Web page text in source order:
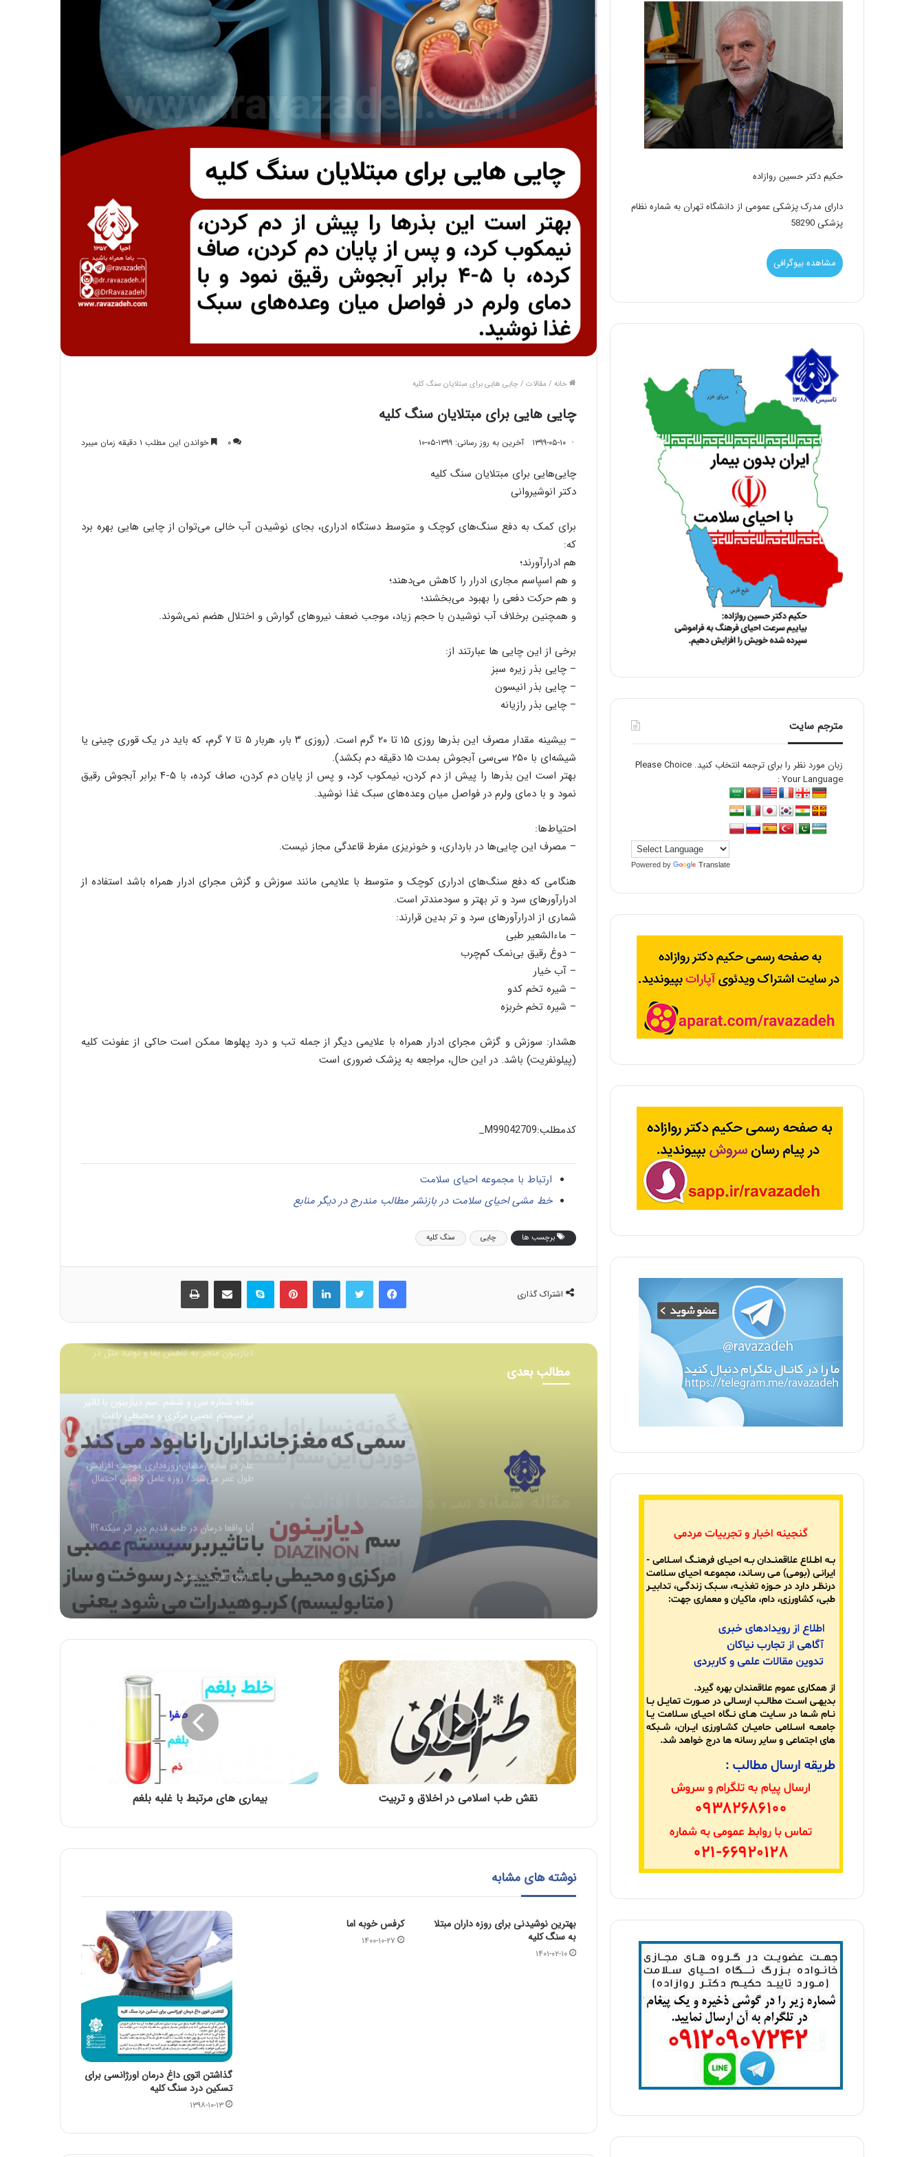
خانه / مقالات /چایی هایی برای مبتلایان سنگ کلیه
چایی هایی برای مبتلایان سنگ کلیه
۱۳۹۹-۰۵-۱۰ آخرین به روز رسانی: ۱۳۹۹-۰۵-۱۰ ۰ خواندن این مطلب ۱ دقیقه زمان میبرد
چایی‌هایی برای مبتلایان سنگ کلیه
دکتر انوشیروانی
برای کمک به دفع سنگ‌های کوچک و متوسط دستگاه ادراری، بجای نوشیدن آب خالی می‌توان از چایی هایی بهره برد
که:
هم ادرارآورند؛
و هم اسپاسم مجاری ادرار را کاهش می‌دهند؛
و هم حرکت دفعی را بهبود می‌بخشند؛
و همچنین برخلاف آب نوشیدن با حجم زیاد، موجب ضعف نیروهای گوارش و اختلال هضم نمی‌شوند.
برخی از این چایی ها عبارتند از:
– چایی بذر زیره سبز
– چایی بذر انیسون
– چایی بذر رازیانه
– بیشینه مقدار مصرف این بذرها روزی ۱۵ تا ۲۰ گرم است. (روزی ۳ بار، هربار ۵ تا ۷ گرم، که باید در یک قوری چینی یا
شیشه‌ای با ۲۵۰ سی‌سی آبجوش بمدت ۱۵ دقیقه دم بکشد).
بهتر است این بذرها را پیش از دم کردن، نیمکوب کرد، و پس از پایان دم کردن، صاف کرده، با ۵-۴ برابر آبجوش رقیق
نمود و با دمای ولرم در فواصل میان وعده‌های سبک غذا نوشید.
احتیاط‌ها:
– مصرف این چایی‌ها در بارداری، و خونریزی مفرط قاعدگی مجاز نیست.
هنگامی که دفع سنگ‌های ادراری کوچک و متوسط با علایمی مانند سوزش و گزش مجرای ادرار همراه باشد استفاده از
ادرارآورهای سرد و تر بهتر و سودمندتر است.
شماری از ادرارآورهای سرد و تر بدین قرارند:
– ماءالشعیر طبی
– دوغ رقیق بی‌نمک کم‌چرب
– آب خیار
– شیره تخم کدو
– شیره تخم خربزه
هشدار: سوزش و گزش مجرای ادرار همراه با علایمی دیگر از جمله تب و درد پهلوها ممکن است حاکی از عفونت کلیه
(پیلونفریت) باشد. در این حال، مراجعه به پزشک ضروری است
کدمطلب:M99042709_
ارتباط با مجموعه احیای سلامت
خط مشی احیای سلامت در بازنشر مطالب مندرج در دیگر منابع
برچسب ها چایی سنگ کلیه
اشتراک گذاری
فیس بوک لینکدین ‫پین‌ترست اسکایپ اشتراک گذاری از طریق ایمیل
مطالب بعدی
مقاله شماره سی و ششم :سم
دیازینون با تاثیر بر سیستم عصبی
مرکزی و محیطی باعث تغییر در
سوخت و ساز (متابولیسم)
کربوهیدرات می شود
مقاله شماره سی وسوم: سم دیازینون می تواند
فواید و خواص درمانی انجیر
مقاله شماره سی و هفتم: با افزایش غلظت سم
همه نسل ها می شود
بر سیستم عصبی مرکزی و محیطی باعث
تغییر در سوخت و ساز (متابولیسم)
کربوهیدرات می شود
علم در سایه رمضان؛روزه‌داری موجب افزایش
طول عمر می‌شود/ روزه عامل کاهش احتمال
ابتلا به سرطان
آیا واقعا درمان در طب قدیم دیر اثر میکنه؟!!
داروی تقویت عصب
مقاله شماره سی وسوم: سم دیازینون می تواند
سوخت و ساز عادی و معمولی کبد سالم را
فواید و خواص درمانی انجیر
ماه رومی ایار
دیازینون منجر به کاهش بقا و تولید مثل در
مقاله شماره سی و ششم :سم دیازینون با تاثیر
بر سیستم عصبی مرکزی و محیطی باعث
تغییر در سوخت و ساز (متابولیسم)
کربوهیدرات می شود
علم در سایه رمضان؛روزه‌داری موجب افزایش
طول عمر می‌شود/ روزه عامل کاهش احتمال
ابتلا به سرطان
آیا واقعا درمان در طب قدیم دیر اثر میکنه؟!!
نقش طب اسلامی در اخلاق و تربیت بیماری های مرتبط با غلبه بلغم
نوشته های مشابه
بهترین نوشیدنی برای روزه داران مبتلا
به سنگ کلیه
۱۴۰۱-۰۲-۱۰
کرفس خوبه اما
۱۴۰۰-۱۰-۲۷
گذاشتن اتوی داغ درمان اورژانسی برای
تسکین درد سنگ کلیه
۱۳۹۸-۱۰-۱۳
حکیم دکتر حسین روازاده
دارای مدرک پزشکی عمومی از دانشگاه تهران به شماره نظام
پزشکی 58290
مشاهده بیوگرافی
مترجم سایت
زبان مورد نظر را برای ترجمه انتخاب کنید. Please Choice
Your Language :
Powered by Translate